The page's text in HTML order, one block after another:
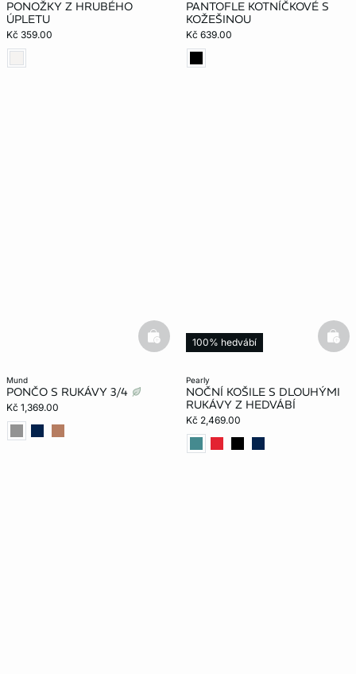
PONOŽKY Z HRUBÉHO
ÚPLETU
Kč 359.00
PANTOFLE KOTNÍČKOVÉ S
KOŽEŠINOU
Kč 639.00
mund
PONČO S RUKÁVY 3/4
Kč 1,369.00
basketfull
pearly
NOČNÍ KOŠILE S DLOUHÝMI
RUKÁVY Z HEDVÁBÍ
Kč 2,469.00
100% hedvábí